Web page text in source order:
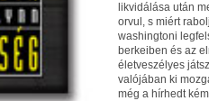
likvidálása után
orvul, s miért
washingtoni
berkeiben és az
életveszélyes
valójában ki
még a hírhedt